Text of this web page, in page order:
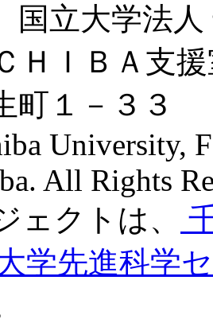
国立大学法
ＨＩＢＡ支
町１－３３
University,
All Rights
ェクトは、
学先進科学